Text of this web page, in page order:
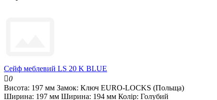
Сейф меблевий LS 20 K BLUE
0
Висота: 197 мм Замок: Ключ EURO-LOCKS (Польща)
Ширина: 197 мм Ширина: 194 мм Колір: Голубий